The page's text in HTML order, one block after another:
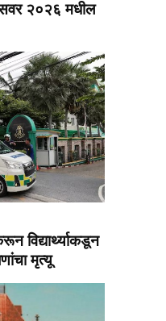
२०२६ मधील
विद्यार्थ्याकडून
मृत्यू